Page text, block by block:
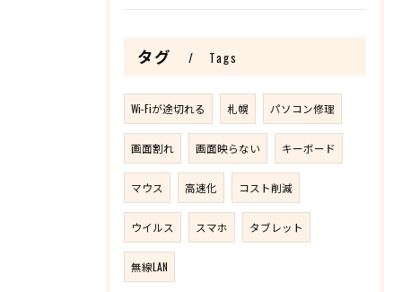
タグ Tags
Wi-Fiが途切れる 札幌 パソコン修理
画面割れ 画面映らない キーボード
マウス 高速化 コスト削減
ウイルス スマホ タブレット
無線LAN